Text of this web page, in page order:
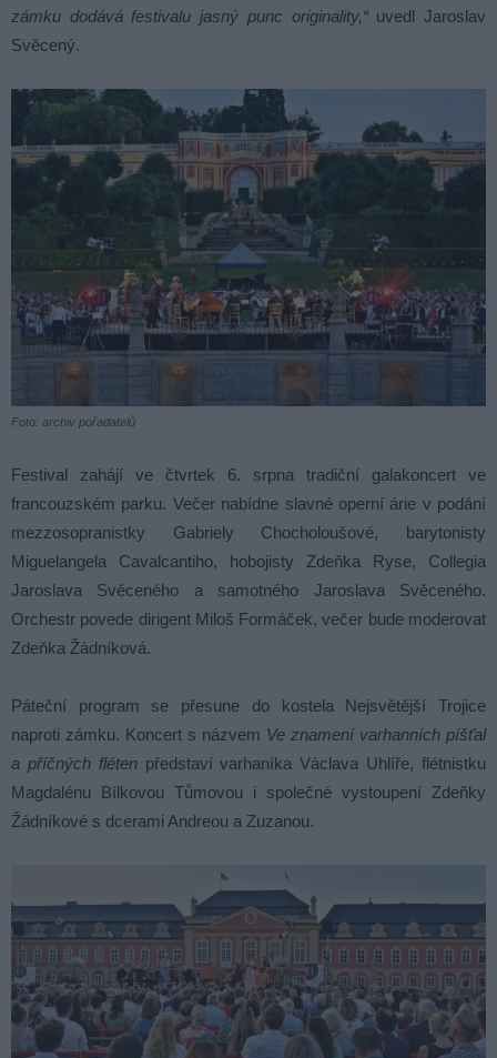
zámku dodává festivalu jasný punc originality,“uvedl Jaroslav
Svěcený.
Foto: archiv pořadatelů
Festival zahájí ve čtvrtek 6. srpna tradiční galakoncert ve
francouzském parku. Večer nabídne slavné operní árie v podání
mezzosopranistky Gabriely Chocholoušové, barytonisty
Miguelangela Cavalcantiho, hobojisty Zdeňka Ryse, Collegia
Jaroslava Svěceného a samotného Jaroslava Svěceného.
Orchestr povede dirigent Miloš Formáček, večer bude moderovat
Zdeňka Žádníková.
Páteční program se přesune do kostela Nejsvětější Trojice
naproti zámku. Koncert s názvem Ve znamení varhanních píšťal
a příčných flétenpředstaví varhaníka Václava Uhlíře, flétnistku
Magdalénu Bílkovou Tůmovou i společné vystoupení Zdeňky
Žádníkové s dcerami Andreou a Zuzanou.